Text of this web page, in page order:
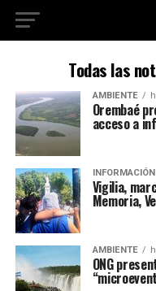
Todas las
AMBIENTE
Orembaé
acceso a
Vigilia,
Memoria,
AMBIENTE
ONG